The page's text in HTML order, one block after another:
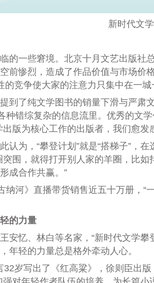
新时代文学
一些窘境。北京十月文艺出版社
前惨烈，造成了作品价值与市场
竞争使大家的注意力只集中在一
了纯文学图书的销量下滑与严肃
种错综复杂的信息流里。优秀的
版为核心工作的出版者，我们愈发
为，“攀登计划”就是“搭梯子”，在
突围，就得打开别人家的羊圈，比
成合作共赢。”
河》直播带货销售近五十万册，“
的力量
忆、林白等名家，“新时代文学攀
年轻的力量总是格外牵动人心。
岁写出了《红高粱》，徐则臣出版